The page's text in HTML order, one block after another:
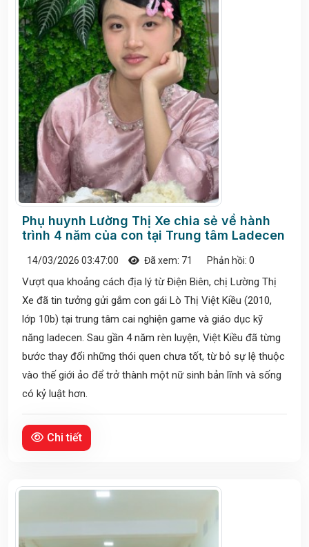
Phụ huynh Lường Thị Xe chia sẻ về hành
trình 4 năm của con tại Trung tâm Ladecen
14/03/2026 03:47:00 Đã xem: 71 Phản hồi: 0
Vượt qua khoảng cách địa lý từ Điện Biên, chị Lường Thị
Xe đã tin tưởng gửi gắm con gái Lò Thị Việt Kiều (2010,
lớp 10b) tại trung tâm cai nghiện game và giáo dục kỹ
năng ladecen. Sau gần 4 năm rèn luyện, Việt Kiều đã từng
bước thay đổi những thói quen chưa tốt, từ bỏ sự lệ thuộc
vào thế giới ảo để trở thành một nữ sinh bản lĩnh và sống
có kỷ luật hơn.
Chi tiết